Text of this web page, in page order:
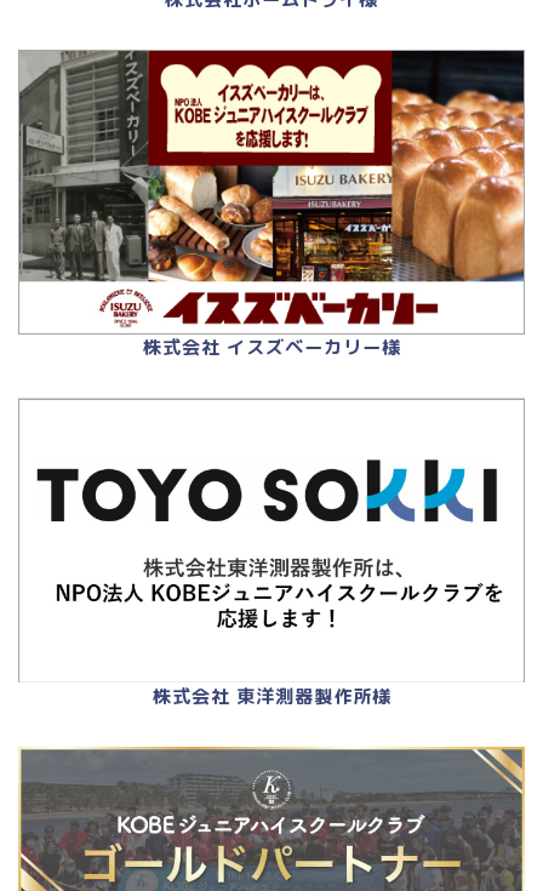
株式会社 イスズベーカリー様
株式会社 東洋測器製作所様